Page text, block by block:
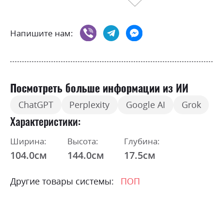
Напишите нам:
Посмотреть больше информации из ИИ
ChatGPT Perplexity Google AI Grok
Характеристики
Ширина:
104.0см
Высота:
144.0см
Глубина:
17.5см
Другие товары системы: ПОП